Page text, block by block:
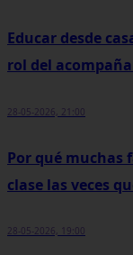
Educar desde
rol del
28-05-2026, 21:00
Por qué muchas
clase las veces
28-05-2026, 19:00